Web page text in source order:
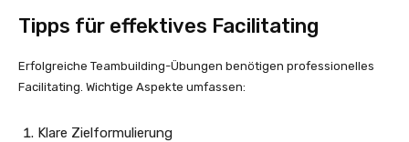
Tipps für effektives Facilitating
Erfolgreiche Teambuilding-Übungen benötigen professionelles
Facilitating. Wichtige Aspekte umfassen:
Klare Zielformulierung